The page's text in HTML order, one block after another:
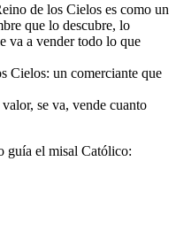
de los Cielos es como un
que lo descubre, lo
va a vender todo lo que
Cielos: un comerciante que
se va, vende cuanto
guía el misal Católico: